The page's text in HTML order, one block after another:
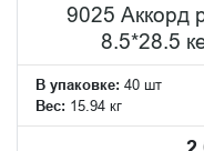
9025 Аккорд
8.5*28.5
В упаковке: 40 шт
Вес: 15.94 кг